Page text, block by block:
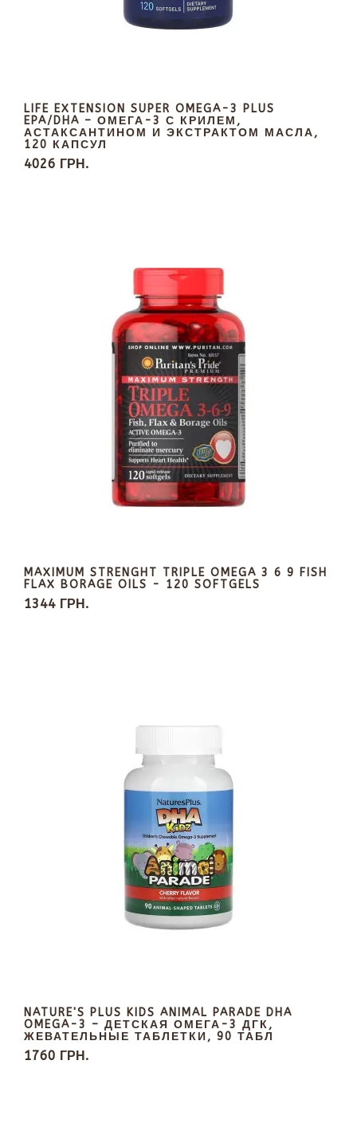
LIFE EXTENSION SUPER OMEGA-3 PLUS
EPA/DHA – ОМЕГА-3 С КРИЛЕМ,
АСТАКСАНТИНОМ И ЭКСТРАКТОМ МАСЛА,
120 КАПСУЛ
4026 ГРН.
MAXIMUM STRENGHT TRIPLE OMEGA 3 6 9 FISH
FLAX BORAGE OILS - 120 SOFTGELS
1344 ГРН.
NATURE'S PLUS KIDS ANIMAL PARADE DHA
OMEGA-3 – ДЕТСКАЯ ОМЕГА-3 ДГК,
ЖЕВАТЕЛЬНЫЕ ТАБЛЕТКИ, 90 ТАБЛ
1760 ГРН.